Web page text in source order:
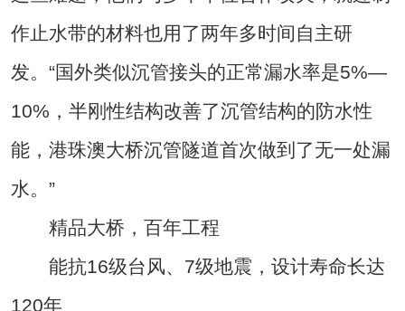
作止水带的材料也用了两年多时间自主研
发。“国外类似沉管接头的正常漏水率是5%—
10%，半刚性结构改善了沉管结构的防水性
能，港珠澳大桥沉管隧道首次做到了无一处漏
水。”
精品大桥，百年工程
能抗16级台风、7级地震，设计寿命长达
120年